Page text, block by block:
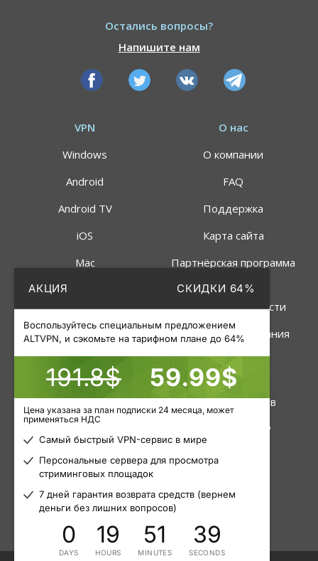
АКЦИЯ СКИДКИ 64%
Воспользуйтесь специальным предложением
ALTVPN, и сэкомьте на тарифном плане до 64%
191.8$ 59.99$
Цена указана за план подписки 24 месяца, может
применяться НДС
Самый быстрый VPN-сервис в мире
Персональные сервера для просмотра
стриминговых площадок
7 дней гарантия возврата средств (вернем
деньги без лишних вопросов)
0
DAYS
19
HOURS
51
MINUTES
39
SECONDS
Остались вопросы?
Напишите нам
VPN
Windows
Android
Android TV
iOS
Mac
О нас
О компании
FAQ
Поддержка
Карта сайта
Партнёрская программа
Политика
конфиденциальности
Правила пользования
Услуги
VPN
Пакетные прокси
Мобильные прокси
Инструменты
Статус серверов
Узнать свой IP